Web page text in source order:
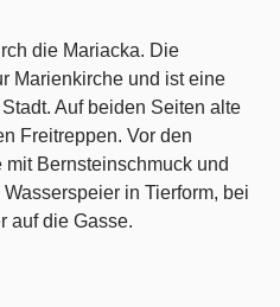
die Mariacka. Die
Marienkirche und ist eine
Auf beiden Seiten alte
Freitreppen. Vor den
Bernsteinschmuck und
in Tierform, bei
auf die Gasse.